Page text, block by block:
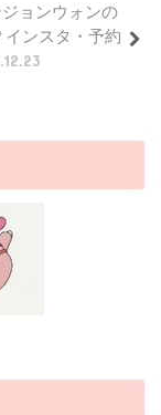
ョンウォンの
ンスタ・予約